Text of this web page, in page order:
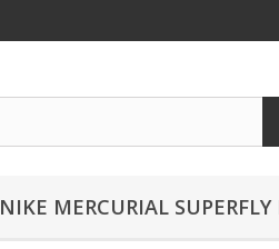
NIKE MERCURIAL